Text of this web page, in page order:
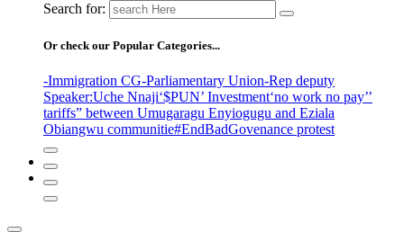
Search for:
Or check our Popular Categories...
-Immigration CG-Parliamentary Union-Rep deputy
Speaker:Uche Nnaji‘$PUN’ Investment‘no work no pay’’
tariffs” between Umugaragu Enyiogugu and Eziala
Obiangwu communitie#EndBadGovenance protest